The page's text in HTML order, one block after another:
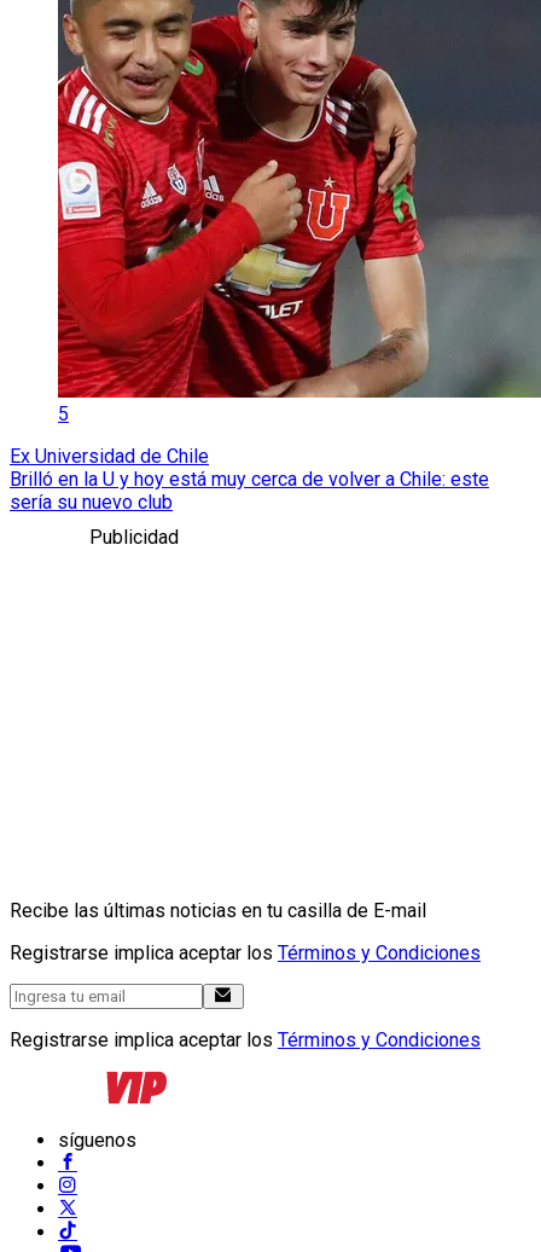
5
Ex Universidad de Chile
Brilló en la U y hoy está muy cerca de volver a Chile: este
sería su nuevo club
Publicidad
Recibe las últimas noticias en tu casilla de E-mail
Registrarse implica aceptar los Términos y Condiciones
Registrarse implica aceptar los Términos y Condiciones
síguenos